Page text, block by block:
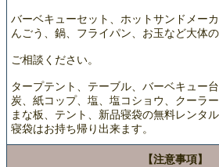
バーベキューセット、ホットサンドメー
んごう、鍋、フライパン、お玉など大体の
ご相談ください。
タープテント、テーブル、バーベキュー
炭、紙コップ、塩、塩コショウ、クーラ
まな板、テント、新品寝袋の無料レンタル
寝袋はお持ち帰り出来ます。
【注意事項】